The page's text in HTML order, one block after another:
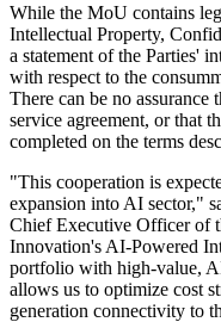
While the MoU contains
Intellectual Property,
a statement of the Parties'
with respect to the
There can be no assurance
service agreement, or that
completed on the terms
"This cooperation is
expansion into AI sector,"
Chief Executive Officer of
Innovation's AI-Powered
portfolio with high-value,
allows us to optimize cost
generation connectivity to